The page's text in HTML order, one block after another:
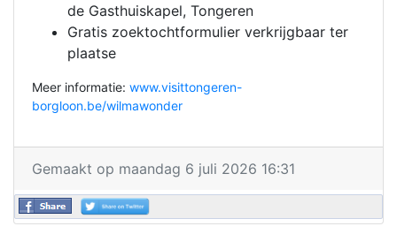
de Gasthuiskapel, Tongeren
Gratis zoektochtformulier verkrijgbaar ter
plaatse
Meer informatie: www.visittongeren-
borgloon.be/wilmawonder
Gemaakt op maandag 6 juli 2026 16:31